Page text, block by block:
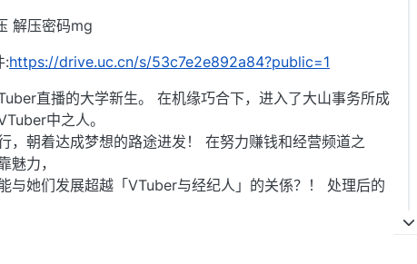
解压密码mg
:https://drive.uc.cn/s/53c7e2e892a84?public=1
直播的大学新生。 在机缘巧合下，进入了大山事务所成
中之人。
，朝着达成梦想的路途进发！ 在努力赚钱和经营频道之
魅力，
与她们发展超越「VTuber与经纪人」的关係？！ 处理后的